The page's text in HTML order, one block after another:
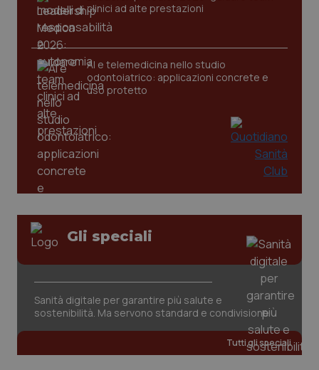
clinici ad alte prestazioni
AI e telemedicina nello studio
odontoiatrico: applicazioni concrete e
uso protetto
Gli speciali
Sanità digitale per garantire più salute e
sostenibilità. Ma servono standard e condivisione
Tutti gli speciali
CookieScriptConsent
CookieScript
5